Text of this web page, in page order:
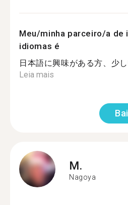
Meu/minha parceiro/a de
idiomas é
日本語に興味がある方、少
Leia mais
M.
Nagoya